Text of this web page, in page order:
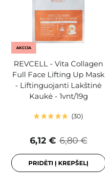
AKCIJA
REVCELL - Vita Collagen
Full Face Lifting Up Mask
- Liftinguojanti Lakštinė
Kaukė - 1vnt/19g
30
6,80 €
6,12 €
PRIDĖTI Į KREPŠELĮ